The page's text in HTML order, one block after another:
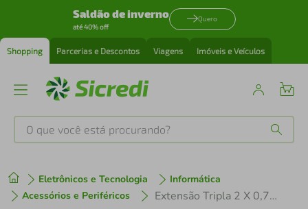
Saldão de inverno
até 40% off
Quero
Shopping Parcerias e Descontos Viagens Imóveis e Veículos
O que você está procurando?
Eletrônicos e Tecnologia
Informática
Acessórios e Periféricos
Extensão Tripla 2 X 0,75 x 10,0M Preta Megatron
1º tenis